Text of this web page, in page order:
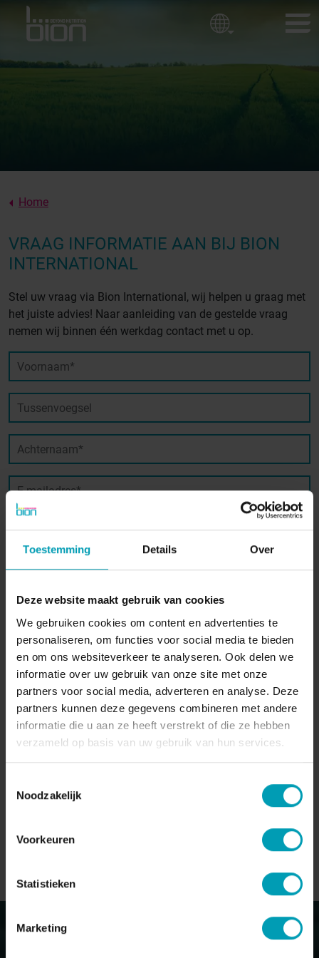
Toestemming Details Over
Deze website maakt gebruik van cookies
We gebruiken cookies om content en advertenties te
personaliseren, om functies voor social media te bieden
en om ons websiteverkeer te analyseren. Ook delen we
informatie over uw gebruik van onze site met onze
partners voor social media, adverteren en analyse. Deze
partners kunnen deze gegevens combineren met andere
informatie die u aan ze heeft verstrekt of die ze hebben
verzameld op basis van uw gebruik van hun services.
Noodzakelijk
Voorkeuren
Statistieken
Marketing
Home
VRAAG INFORMATIE AAN BIJ BION
INTERNATIONAL
Stel uw vraag via Bion International, wij helpen u graag met
het juiste advies! Naar aanleiding van de gestelde vraag
nemen wij binnen één werkdag contact met u op.
Voornaam*
Tussenvoegsel
Achternaam*
E-mailadres*
Telefoonnummer*
Organisatie
Ondergetekende verklaart dit formulier naar waarheid te
hebben ingevuld.*
VERZENDEN
BION-PRODUCTEN
Sierteelt
Sportvelden
Golfbanen
Bedrijfsbeleid
CONTACT